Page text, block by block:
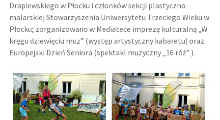
Drapiewskiego w Płocku i członków sekcji plastyczno-
malarskiej Stowarzyszenia Uniwersytetu Trzeciego Wieku w
Płocku; zorganizowano w Mediatece imprezę kulturalną „W
kręgu dziewięciu muz” (występ artystyczny kabaretu) oraz
Europejski Dzień Seniora (spektakl muzyczny „16 róż” ).